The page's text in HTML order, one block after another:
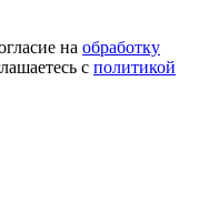
на обработку
с политикой